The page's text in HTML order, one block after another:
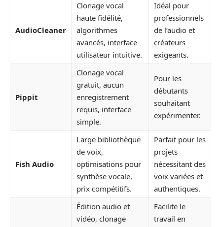
AudioCleaner
Clonage vocal
haute fidélité,
algorithmes
avancés, interface
utilisateur intuitive.
Idéal pour
professionnels
de l’audio et
créateurs
exigeants.
Pippit
Clonage vocal
gratuit, aucun
enregistrement
requis, interface
simple.
Pour les
débutants
souhaitant
expérimenter.
Fish Audio
Large bibliothèque
de voix,
optimisations pour
synthèse vocale,
prix compétitifs.
Parfait pour les
projets
nécessitant des
voix variées et
authentiques.
Édition audio et
vidéo, clonage
Facilite le
travail en